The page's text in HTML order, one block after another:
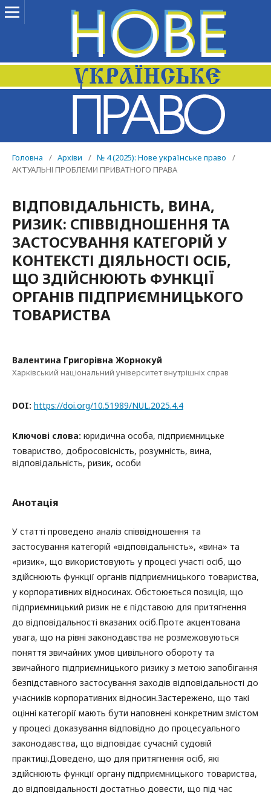
Головна / Архіви / № 4 (2025): Нове українське право
/
АКТУАЛЬНІ ПРОБЛЕМИ ПРИВАТНОГО ПРАВА
ВІДПОВІДАЛЬНІСТЬ, ВИНА,
РИЗИК: СПІВВІДНОШЕННЯ ТА
ЗАСТОСУВАННЯ КАТЕГОРІЙ У
КОНТЕКСТІ ДІЯЛЬНОСТІ ОСІБ,
ЩО ЗДІЙСНЮЮТЬ ФУНКЦІЇ
ОРГАНІВ ПІДПРИЄМНИЦЬКОГО
ТОВАРИСТВА
Валентина Григорівна Жорнокуй
Харківський національний університет внутрішніх справ
DOI: https://doi.org/10.51989/NUL.2025.4.4
Ключові слова: юридична особа, підприємницьке
товариство, добросовісність, розумність, вина,
відповідальність, ризик, особи
Анотація
У статті проведено аналіз співвідношення та
застосування категорій «відповідальність», «вина» та
«ризик», що використовують у процесі участі осіб, що
здійснюють функції органів підприємницького товариства,
у корпоративних відносинах. Обстоюється позиція, що
підприємницький ризик не є підставою для притягнення
до відповідальності вказаних осіб.Проте акцентована
увага, що на рівні законодавства не розмежовуються
поняття звичайних умов цивільного обороту та
звичайного підприємницького ризику з метою запобігання
безпідставного застосування заходів відповідальності до
учасників корпоративних відносин.Застережено, що такі
оцінні категорії мають бути наповнені конкретним змістом
у процесі доказування відповідно до процесуального
законодавства, що відповідає сучасній судовій
практиці.Доведено, що для притягнення осіб, які
здійснюють функції органу підприємницького товариства,
до відповідальності достатньо довести, що під час